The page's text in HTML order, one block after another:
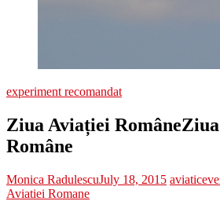
experiment recomandat
Ziua Aviației Române
Române
Monica RadulescuJuly 18, 2015 aviatic
Aviatiei Romane